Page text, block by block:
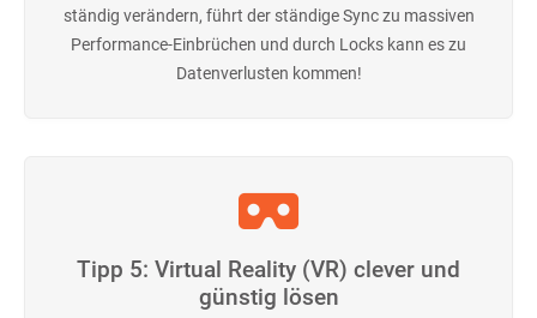
ständig verändern, führt der ständige Sync zu massiven
Performance-Einbrüchen und durch Locks kann es zu
Datenverlusten kommen!
Tipp 5: Virtual Reality (VR) clever und
günstig lösen